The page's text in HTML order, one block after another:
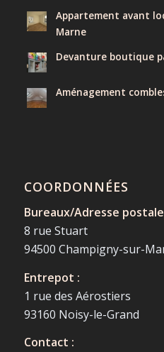
Appartement avant
Marne
Devanture boutique
Aménagement
COORDONNÉES
Bureaux/Adresse
8 rue Stuart
94500 Champigny-sur-
Entrepot :
1 rue des Aérostiers
93160 Noisy-le-Grand
Contact :